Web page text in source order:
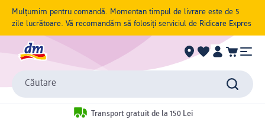
Mulțumim pentru comandă. Momentan timpul de livrare este de 5
zile lucrătoare. Vă recomandăm să folosiți serviciul de Ridicare Expres
Căutare
Transport gratuit de la 150 Lei